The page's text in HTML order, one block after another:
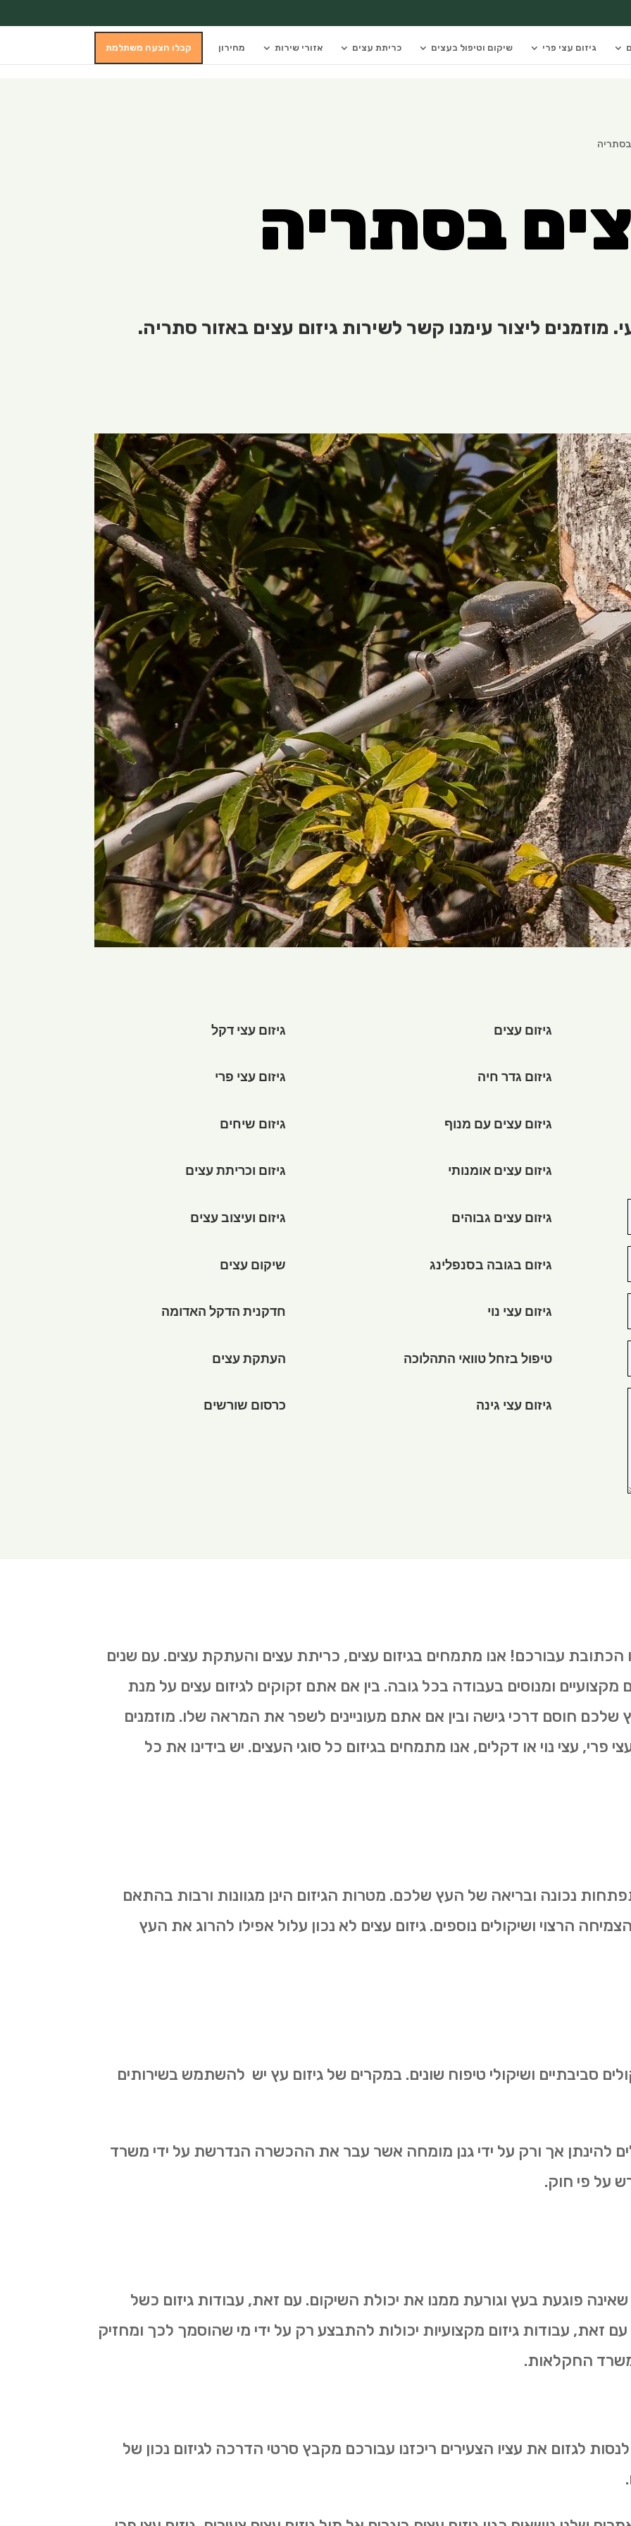
גיזום עצי פרי שיקום וטיפול בעצים כריתת עצים אזורי שירות מחירון קבלו הצעה משתלמת
בסתריה
בסתריה
מוזמנים ליצור עימנו קשר לשירות גיזום עצים באזור סתריה.
גיזום עצי דקל
גיזום עצי פרי
גיזום שיחים
גיזום וכריתת עצים
גיזום ועיצוב עצים
שיקום עצים
חדקנית הדקל האדומה
העתקת עצים
כרסום שורשים
גיזום עצים
גיזום גדר חיה
גיזום עצים עם מנוף
גיזום עצים אומנותי
גיזום עצים גבוהים
גיזום בגובה בסנפלינג
גיזום עצי נוי
טיפול בזחל טוואי התהלוכה
גיזום עצי גינה
הכתובת עבורכם! אנו מתמחים בגיזום עצים, כריתת עצים והעתקת עצים. עם שנים
מקצועיים ומנוסים בעבודה בכל גובה. בין אם אתם זקוקים לגיזום עצים על מנת
חוסם דרכי גישה ובין אם אתם מעוניינים לשפר את המראה שלו. מוזמנים
עצי נוי או דקלים, אנו מתמחים בגיזום כל סוגי העצים. יש בידינו את כל
נכונה ובריאה של העץ שלכם. מטרות הגיזום הינן מגוונות ורבות בהתאם
הרצוי ושיקולים נוספים. גיזום עצים לא נכון עלול אפילו להרוג את העץ
סביבתיים ושיקולי טיפוח שונים. במקרים של גיזום עץ יש להשתמש בשירותים
להינתן אך ורק על ידי גנן מומחה אשר עבר את ההכשרה הנדרשת על ידי משרד
על פי חוק.
פוגעת בעץ וגורעת ממנו את יכולת השיקום. עם זאת, עבודות גיזום כשל
עם זאת, עבודות גיזום מקצועיות יכולות להתבצע רק על ידי מי שהוסמך לכך ומחזיק
החקלאות.
לגזום את עציו הצעירים ריכזנו עבורכם מקבץ סרטי הדרכה לגיזום נכון של